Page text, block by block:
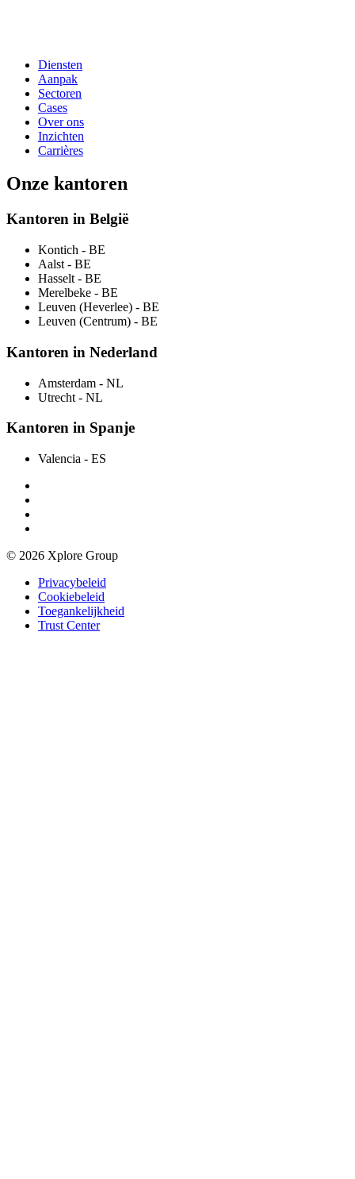
Diensten
Aanpak
Sectoren
Cases
Over ons
Inzichten
Carrières
Onze kantoren
Kantoren in België
Kontich - BE
Aalst - BE
Hasselt - BE
Merelbeke - BE
Leuven (Heverlee) - BE
Leuven (Centrum) - BE
Kantoren in Nederland
Amsterdam - NL
Utrecht - NL
Kantoren in Spanje
Valencia - ES
© 2026 Xplore Group
Privacybeleid
Cookiebeleid
Toegankelijkheid
Trust Center